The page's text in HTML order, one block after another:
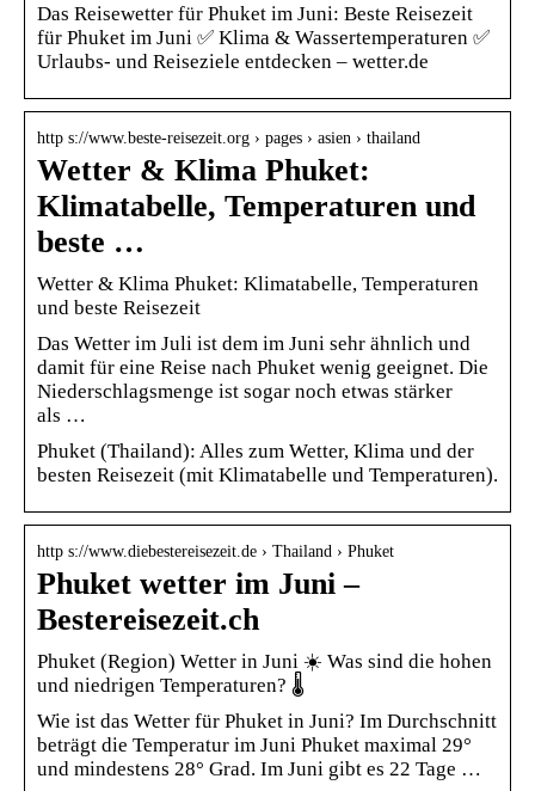
Das Reisewetter für Phuket im Juni: Beste Reisezeit
für Phuket im Juni ✅ Klima & Wassertemperaturen ✅
Urlaubs- und Reiseziele entdecken – wetter.de
http s://www.beste-reisezeit.org › pages › asien › thailand
Wetter & Klima Phuket:
Klimatabelle, Temperaturen und
beste …
Wetter & Klima Phuket: Klimatabelle, Temperaturen
und beste Reisezeit
Das Wetter im Juli ist dem im Juni sehr ähnlich und
damit für eine Reise nach Phuket wenig geeignet. Die
Niederschlagsmenge ist sogar noch etwas stärker
als …
Phuket (Thailand): Alles zum Wetter, Klima und der
besten Reisezeit (mit Klimatabelle und Temperaturen).
http s://www.diebestereisezeit.de › Thailand › Phuket
Phuket wetter im Juni –
Bestereisezeit.ch
Phuket (Region) Wetter in Juni ☀️ Was sind die hohen
und niedrigen Temperaturen? 🌡️
Wie ist das Wetter für Phuket in Juni? Im Durchschnitt
beträgt die Temperatur im Juni Phuket maximal 29°
und mindestens 28° Grad. Im Juni gibt es 22 Tage …